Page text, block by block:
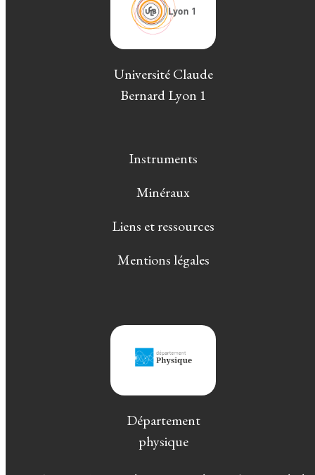
Université Claude
Bernard Lyon 1
Instruments
Minéraux
Liens et ressources
Mentions légales
Département
physique